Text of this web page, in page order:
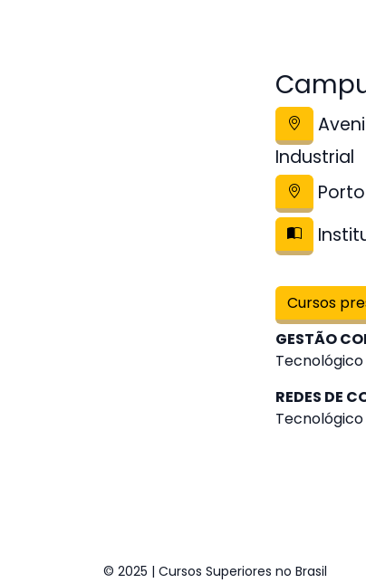
Industrial
Cursos
GESTÃO
REDES DE
© 2025 | Cursos Superiores no Brasil